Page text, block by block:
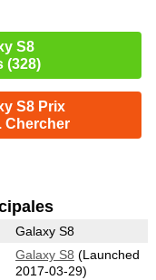
S8
(328)
S8 Prix
Chercher
Galaxy S8
Galaxy S8 (Launched
2017-03-29)